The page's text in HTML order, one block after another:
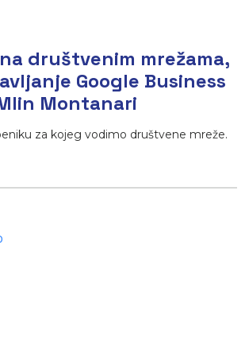
društvenim mrežama,
Google Business
Montanari
za kojeg vodimo društvene mreže.